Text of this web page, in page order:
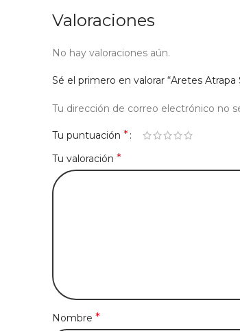
Valoraciones
No hay valoraciones aún.
Sé el primero en valorar “Aretes Atrapa
Tu dirección de correo electrónico no
Tu puntuación *
Tu valoración *
Nombre *